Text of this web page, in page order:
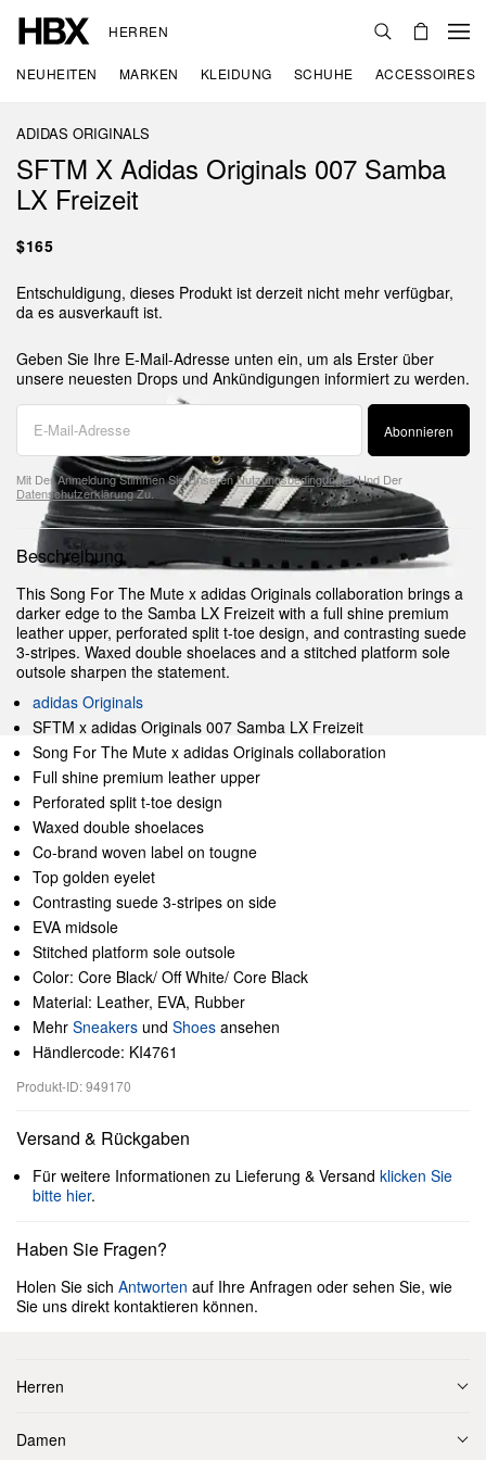
HERREN
NEUHEITEN MARKEN KLEIDUNG SCHUHE ACCESSOIRES
ADIDAS ORIGINALS
SFTM X Adidas Originals 007 Samba
LX Freizeit
$165
Entschuldigung, dieses Produkt ist derzeit nicht mehr verfügbar,
da es ausverkauft ist.
Geben Sie Ihre E-Mail-Adresse unten ein, um als Erster über
unsere neuesten Drops und Ankündigungen informiert zu werden.
Abonnieren
Mit Der Anmeldung Stimmen Sie UnserenNutzungsbedingungenUnd Der
DatenschutzerklärungZu.
Beschreibung
This Song For The Mute x adidas Originals collaboration brings a
darker edge to the Samba LX Freizeit with a full shine premium
leather upper, perforated split t-toe design, and contrasting suede
3-stripes. Waxed double shoelaces and a stitched platform sole
outsole sharpen the statement.
adidas Originals
SFTM x adidas Originals 007 Samba LX Freizeit
Song For The Mute x adidas Originals collaboration
Full shine premium leather upper
Perforated split t-toe design
Waxed double shoelaces
Co-brand woven label on tougne
Top golden eyelet
Contrasting suede 3-stripes on side
EVA midsole
Stitched platform sole outsole
Color: Core Black/ Off White/ Core Black
Material: Leather, EVA, Rubber
Mehr Sneakers und Shoes ansehen
Händlercode: KI4761
Produkt-ID: 949170
Versand & Rückgaben
Für weitere Informationen zu Lieferung & Versand klicken Sie
bitte hier.
Haben Sie Fragen?
Holen Sie sich Antworten auf Ihre Anfragen oder sehen Sie, wie
Sie uns direkt kontaktieren können.
Herren
Damen